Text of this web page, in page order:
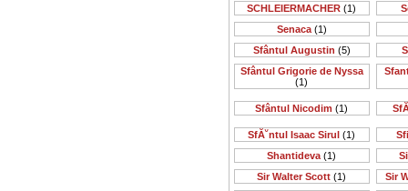
SCHLEIERMACHER (1)
Senaca(1)
Sfântul Augustin (5)
Sfântul Grigorie de Nyssa
(1)
Sfântul Nicodim (1)
SfĂ˘ntul Isaac Sirul (1)
Shantideva (1)
Sir Walter Scott (1)
Sir